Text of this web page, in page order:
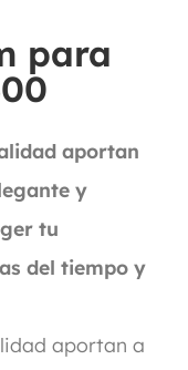
para
aportan
y
tu
del tiempo y
aportan a